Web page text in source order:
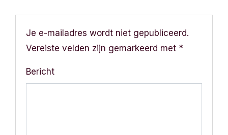
Je e-mailadres wordt niet gepubliceerd.
Vereiste velden zijn gemarkeerd met *
Bericht